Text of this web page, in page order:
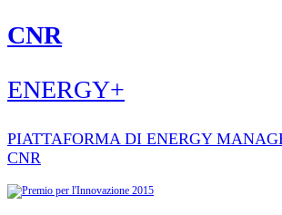
CNR
ENERGY+
PIATTAFORMA DI ENERGY
CNR